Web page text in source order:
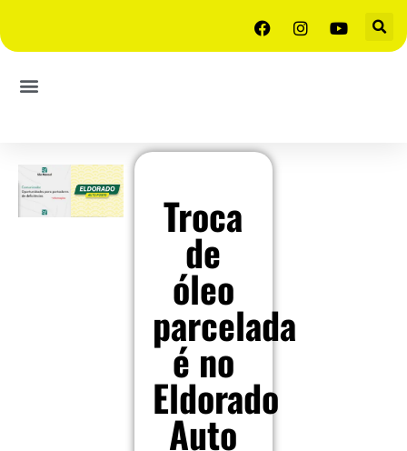
Troca
de
óleo
parcelada
é no
Eldorado
Auto